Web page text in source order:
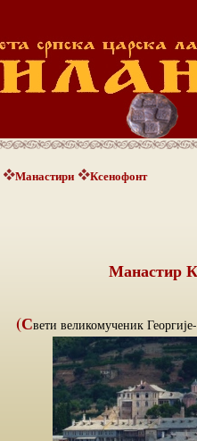
Манастири Ксенофонт
Манастир
(Свети великомученик